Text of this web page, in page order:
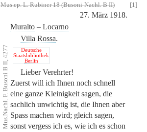
Mus.ep. L. Rubiner 18 (Busoni-Nachl. B II) [1]
27. März 1918.
Muralto – Locarno
Villa Rossa.
Mus.Nachl. F. Busoni B II, 4277
Deutsche
Staatsbibliothek
Berlin
Lieber Verehrter!
Zuerst will ich Ihnen noch schnell
eine ganze Kleinigkeit sagen, die
sachlich unwichtig ist, die Ihnen aber
Spass machen wird; gleich sagen,
sonst vergess ich es, wie ich es schon